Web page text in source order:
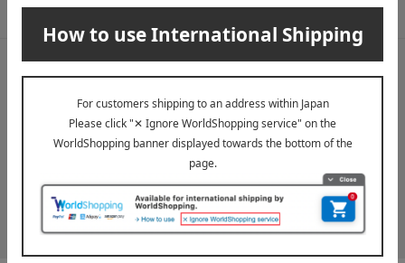
メールマガジンについて詳しく見る
LINE公式アカウント
高島屋オンラインストアLINE公式アカウントでは百貨店ならではの
名品やお得な最新情報を配信中！
LINEの友達追加をする